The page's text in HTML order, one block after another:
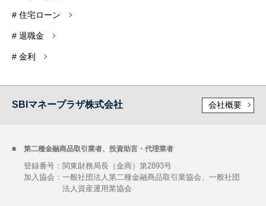
# 住宅ローン
# 退職金
# 金利
SBIマネープラザ株式会社 会社概要
第二種金融商品取引業者、投資助言・代理業者
登録番号：関東財務局長（金商）第2893号
加入協会： 一般社団法人第二種金融商品取引業協会、一般社団
法人資産運用業協会